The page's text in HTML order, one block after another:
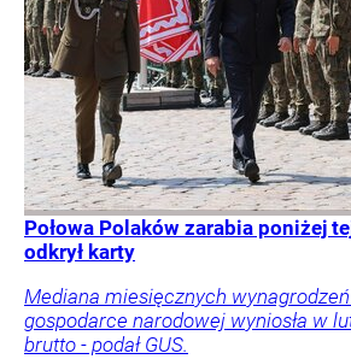
Połowa Polaków zarabia poniżej
odkrył karty
Mediana miesięcznych
gospodarce narodowej wyniosła w
brutto - podał GUS.